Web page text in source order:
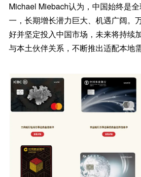
Michael Miebach认为，中国始终是
一，长期增长潜力巨大、机遇广阔。
好并坚定投入中国市场，未来将持续
与本土伙伴关系，不断推出适配本地